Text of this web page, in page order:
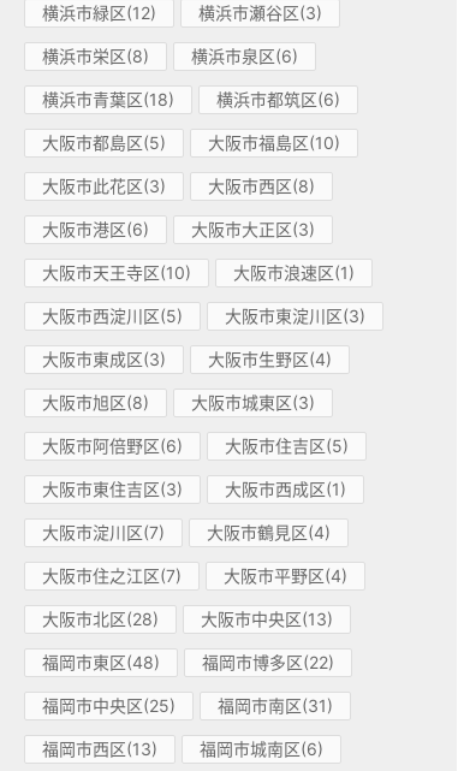
横浜市緑区(12) 横浜市瀬谷区(3)
横浜市栄区(8) 横浜市泉区(6)
横浜市青葉区(18) 横浜市都筑区(6)
大阪市都島区(5) 大阪市福島区(10)
大阪市此花区(3) 大阪市西区(8)
大阪市港区(6) 大阪市大正区(3)
大阪市天王寺区(10) 大阪市浪速区(1)
大阪市西淀川区(5) 大阪市東淀川区(3)
大阪市東成区(3) 大阪市生野区(4)
大阪市旭区(8) 大阪市城東区(3)
大阪市阿倍野区(6) 大阪市住吉区(5)
大阪市東住吉区(3) 大阪市西成区(1)
大阪市淀川区(7) 大阪市鶴見区(4)
大阪市住之江区(7) 大阪市平野区(4)
大阪市北区(28) 大阪市中央区(13)
福岡市東区(48) 福岡市博多区(22)
福岡市中央区(25) 福岡市南区(31)
福岡市西区(13) 福岡市城南区(6)